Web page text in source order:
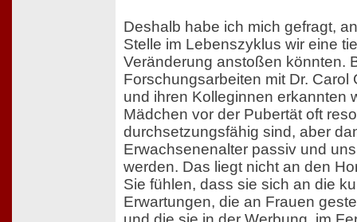
Deshalb habe ich mich gefragt,
Stelle im Lebenszyklus wir eine
Veränderung anstoßen könnten.
Forschungsarbeiten mit Dr. Carol
und ihren Kolleginnen erkannten
Mädchen vor der Pubertät oft
durchsetzungsfähig sind, aber
Erwachsenenalter passiv und
werden. Das liegt nicht an den
Sie fühlen, dass sie sich an die
Erwartungen, die an Frauen